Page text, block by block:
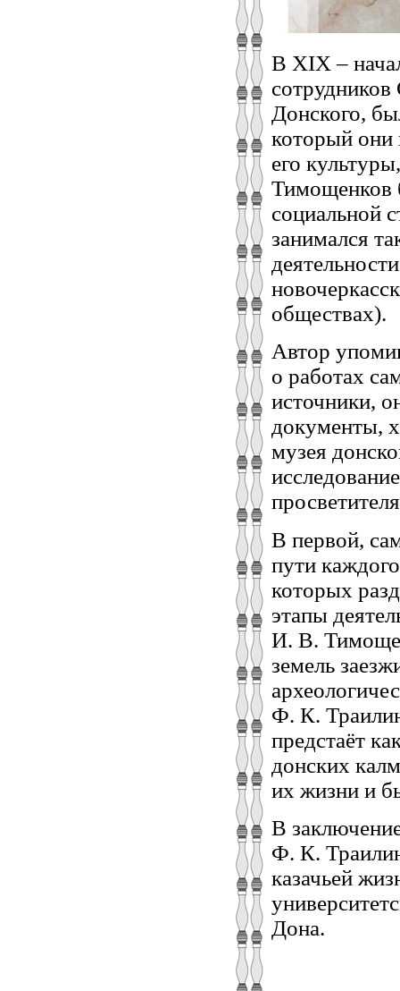
В ХIХ –
сотрудников
Донского,
который они
его
Тимощенков
социальной
занимался
обществах).
Автор
о работах
источники,
документы,
музея
В первой,
пути
которых
этапы
И. В.
земель
Ф. К.
предстаёт
донских
их жизни и
В
Ф. К.
казачьей
Дона.